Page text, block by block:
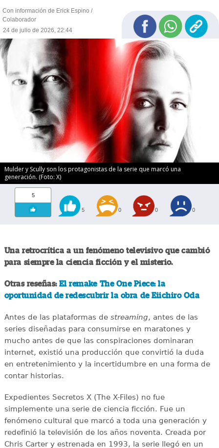
Con información de Erick Espino /
Colaborador
24 de julio de 2026, 22:44
Mulder y Scully son los protagonistas de la serie que marcó una
generación. (Foto: X)
5
5 0 0 0
Una retrocrítica a un fenómeno televisivo que cambió
para siempre la ciencia ficción y el misterio.
Otras reseñas:El remake The One Piece: la
oportunidad de redescubrir la obra de Eiichiro Oda
Antes de las plataformas de streaming, antes de las
series diseñadas para consumirse en maratones y
mucho antes de que las conspiraciones dominaran
internet, existió una producción que convirtió la duda
en entretenimiento y la incertidumbre en una forma de
contar historias.
Expedientes Secretos X (The X-Files) no fue
simplemente una serie de ciencia ficción. Fue un
fenómeno cultural que marcó a toda una generación y
redefinió la televisión de los años noventa. Creada por
Chris Carter y estrenada en 1993, la serie llegó en un